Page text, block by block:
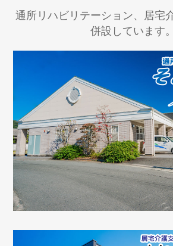
通所リハビリテーション、居宅
併設しています。